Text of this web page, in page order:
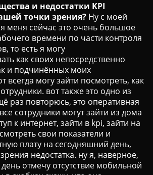
и недостатки KPI
точки зрения? Ну с моей
меня сейчас это очень большое
времени по части контроля
то есть я могу
как своих непосредственно
и подчинённых моих
всегда могу зайти посмотреть, как
вот также это одно из
раз повторюсь, это оперативная
сотрудники могут зайти из дома
к интернет, зайти в kpi, зайти на
свои показатели и
плату на сегодняшний день,
недостатка. ну я, наверное,
отмечу отсутствие мобильной